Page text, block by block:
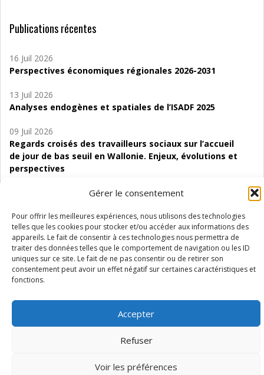
Gérer le consentement
Pour offrir les meilleures expériences, nous utilisons des technologies
telles que les cookies pour stocker et/ou accéder aux informations des
appareils. Le fait de consentir à ces technologies nous permettra de
traiter des données telles que le comportement de navigation ou les ID
uniques sur ce site. Le fait de ne pas consentir ou de retirer son
consentement peut avoir un effet négatif sur certaines caractéristiques et
fonctions.
Accepter
Refuser
Voir les préférences
Publications récentes
16 Juil 2026
Perspectives économiques régionales 2026-2031
13 Juil 2026
Analyses endogènes et spatiales de l’ISADF 2025
09 Juil 2026
Regards croisés des travailleurs sociaux sur l’accueil
de jour de bas seuil en Wallonie. Enjeux, évolutions et
perspectives
d’accompagnement à l’autocréation d’emploi (SAACE)
01 Juil 2026
Pénurie du personnel infirmier :quels indicateurs
d’offre de soins pour comprendre la situation en
Wallonie ?
Médiateur